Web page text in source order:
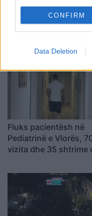
CONFIRM
Data Deletion
Fluks pacientësh në
Pediatrinë e Vlorës,
vizita dhe 35 shtrime